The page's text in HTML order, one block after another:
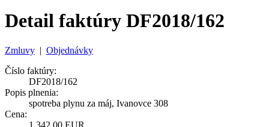
Detail faktúry DF2018/162
Zmluvy | Objednávky
Číslo faktúry:
DF2018/162
Popis plnenia:
spotreba plynu za máj, Ivanovce 308
Cena:
1 342,00 EUR